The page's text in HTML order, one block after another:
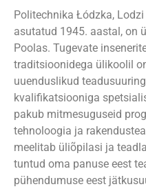
Politechnika Łódzka,
asutatud 1945. aastal, on
Poolas. Tugevate
traditsioonidega ülikoolil
uuenduslikud
kvalifikatsiooniga
pakub mitmesuguseid
tehnoloogia ja
meelitab üliõpilasi ja
tuntud oma panuse eest
pühendumuse eest